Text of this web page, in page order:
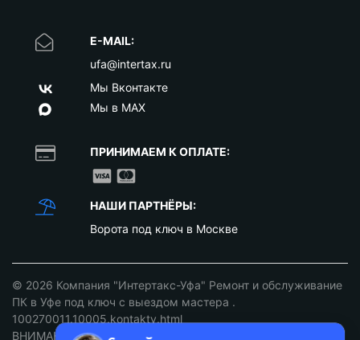
E-MAIL:
ufa@intertax.ru
Мы Вконтакте
Мы в MAX
ПРИНИМАЕМ К ОПЛАТЕ:
НАШИ ПАРТНЁРЫ:
Ворота под ключ в Москве
© 2026 Компания "Интертакс-Уфа" Ремонт и обслуживание
ПК в Уфе под ключ с выездом мастера .
100270011.10005.kontakty.html
ВНИМАНИЕ: ст. 437 ГК РФ. Цены не являются публичной